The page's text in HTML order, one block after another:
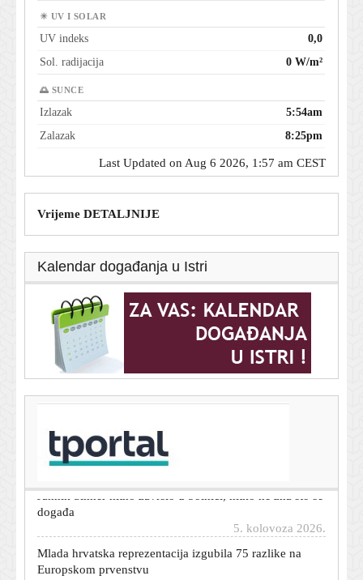
☀ UV I SOLAR
UV indeks
0,0
Sol. radijacija
0 W/m²
🌅 SUNCE
Izlazak
5:54am
Zalazak
8:25pm
Last Updated on Aug 6 2026, 1:57 am CEST
Vrijeme DETALJNIJE
Kalendar događanja u Istri
nevjerojatan niz
događa
Mlada hrvatska reprezentacija izgubila 75 razlike na
Europskom prvenstvu